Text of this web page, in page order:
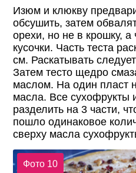
Изюм и клюкву
обсушить, затем
орехи, но не в крошку,
кусочки. Часть теста
см. Раскатывать
Затем тесто щедро
маслом. На один пласт
масла. Все сухофрукты
разделить на 3 части,
пошло одинаковое
сверху масла
Фото 10